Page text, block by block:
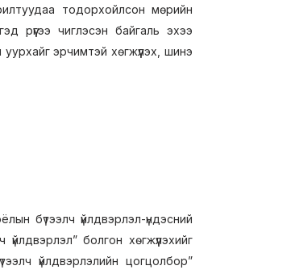
тодорхойлсон мөрийн
рүүгээ чиглэсэн байгаль эхээ
эрчимтэй хөгжүүлэх, шинэ
бүтээлч үйлдвэрлэл-үндэсний
болгон хөгжүүлэхийг
үйлдвэрлэлийн цогцолбор”